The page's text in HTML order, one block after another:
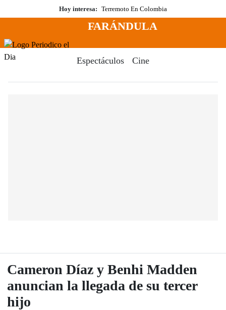
al
Hoy interesa: Terremoto En Colombia
Menú
FARÁNDULA
Espectáculos Cine
Cameron Díaz y Benhi Madden
anuncian la llegada de su tercer
hijo